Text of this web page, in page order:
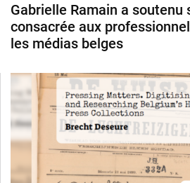
Gabrielle Ramain a soutenu
consacrée aux
les médias belges